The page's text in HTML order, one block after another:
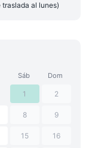
traslada al lunes)
Sáb Dom
1 2
8 9
15 16